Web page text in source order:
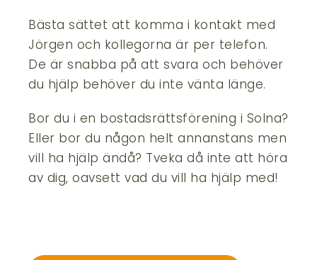
Bästa sättet att komma i kontakt med
Jörgen och kollegorna är per telefon.
De är snabba på att svara och behöver
du hjälp behöver du inte vänta länge.
Bor du i en bostadsrättsförening i Solna?
Eller bor du någon helt annanstans men
vill ha hjälp ändå? Tveka då inte att höra
av dig, oavsett vad du vill ha hjälp med!